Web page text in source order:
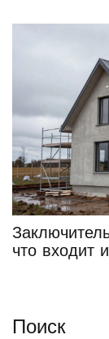
что входит
Поиск